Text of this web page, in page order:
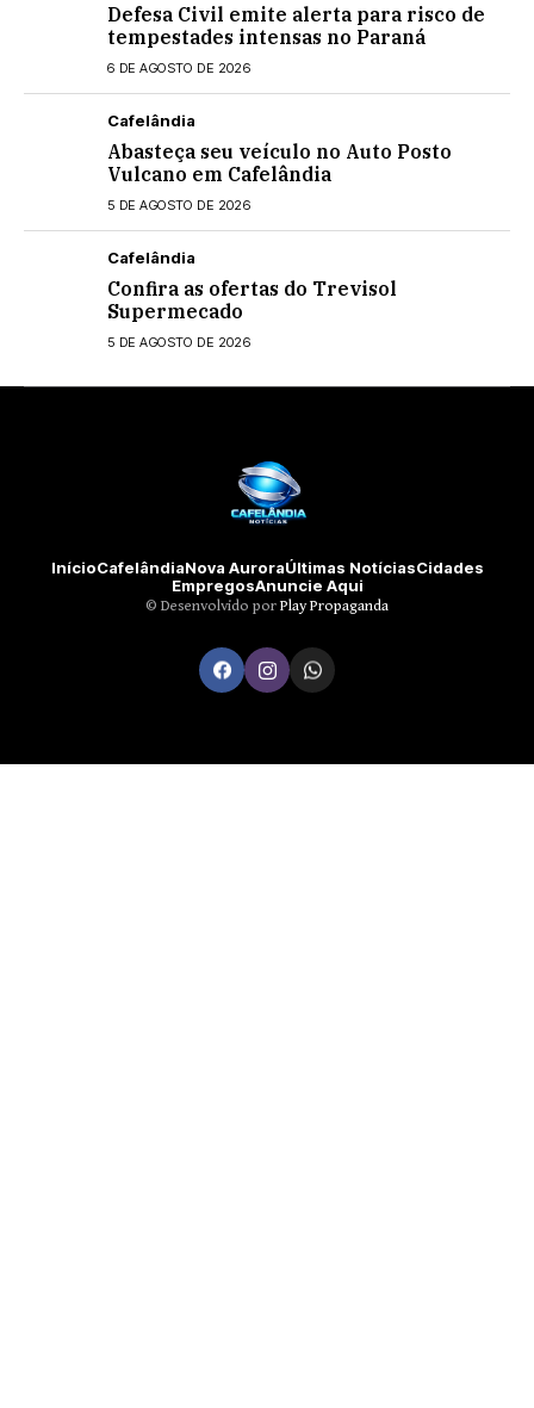
Defesa Civil emite alerta para risco de
tempestades intensas no Paraná
6 DE AGOSTO DE 2026
Cafelândia
Abasteça seu veículo no Auto Posto
Vulcano em Cafelândia
5 DE AGOSTO DE 2026
Cafelândia
Confira as ofertas do Trevisol
Supermecado
5 DE AGOSTO DE 2026
InícioCafelândiaNova AuroraÚltimas NotíciasCidades
EmpregosAnuncie Aqui
©️ Desenvolvido por Play Propaganda